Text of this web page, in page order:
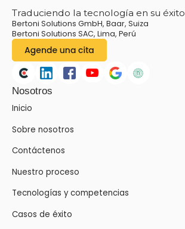
Traduciendo la tecnología en su éxito
Bertoni Solutions GmbH, Baar, Suiza
Bertoni Solutions SAC, Lima, Perú
Nosotros
Inicio
Sobre nosotros
Contáctenos
Nuestro proceso
Tecnologías y competencias
Casos de éxito